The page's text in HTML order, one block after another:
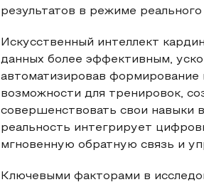
результатов в режиме
Искусственный интеллект
данных более эффективным,
автоматизировав формирование
возможности для тренировок,
совершенствовать свои навыки
реальность интегрирует
мгновенную обратную связь и
Ключевыми факторами в